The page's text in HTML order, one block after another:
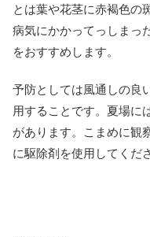
とは葉や花茎に赤褐色の
病気にかかってっしまっ
をおすすめします。
予防としては風通しの良
用することです。夏場に
があります。こまめに観
に駆除剤を使用してくだ